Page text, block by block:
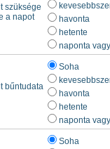
szüksége
a napot
havonta
hetente
naponta
bűntudata
Soha
havonta
hetente
naponta
Soha